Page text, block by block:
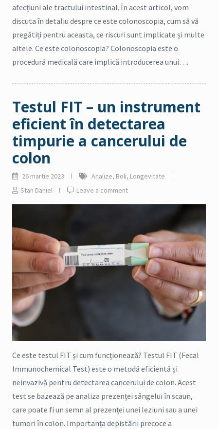
afecțiuni ale tractului intestinal. În acest articol, vom
discuta în detaliu despre ce este colonoscopia, cum să vă
pregătiți pentru aceasta, ce riscuri sunt implicate și multe
altele. Ce este colonoscopia? Colonoscopia este o
procedură medicală care implică introducerea unui….
Testul FIT – un instrument
eficient în detectarea
timpurie a cancerului de
colon
26 martie 2023 Analize, Boli, Longevitate
Stan Daniel
Leave a comment
Ce este testul FIT și cum funcționează? Testul FIT (Fecal
Immunochemical Test) este o metodă eficientă și
neinvazivă pentru detectarea cancerului de colon. Acest
test se bazează pe analiza prezenței sângelui în scaun,
care poate fi un semn al prezenței unei leziuni sau a unei
tumori în colon. Importanța depistării precoce a